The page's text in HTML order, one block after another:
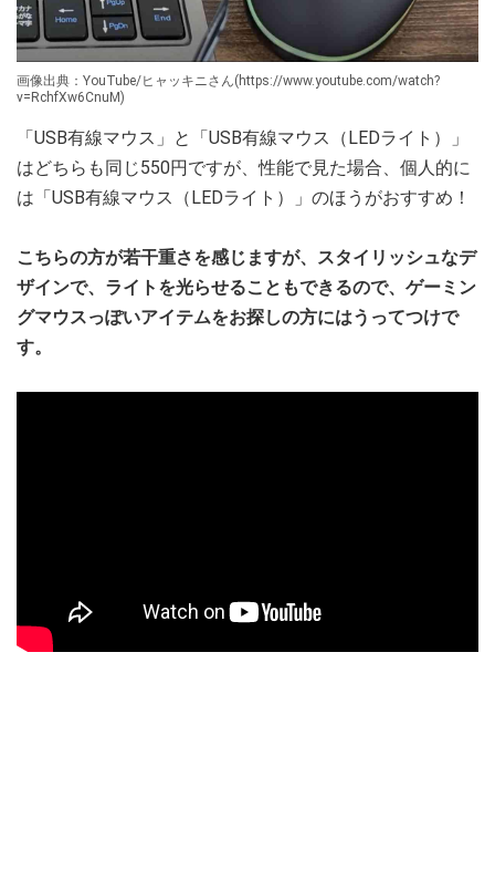
画像出典：YouTube/ヒャッキニさん(https://www.youtube.com/watch?
v=RchfXw6CnuM)
「USB有線マウス」と「USB有線マウス（LEDライト）」
はどちらも同じ550円ですが、性能で見た場合、個人的に
は「USB有線マウス（LEDライト）」のほうがおすすめ！
こちらの方が若干重さを感じますが、スタイリッシュなデ
ザインで、ライトを光らせることもできるので、ゲーミン
グマウスっぽいアイテムをお探しの方にはうってつけで
す。